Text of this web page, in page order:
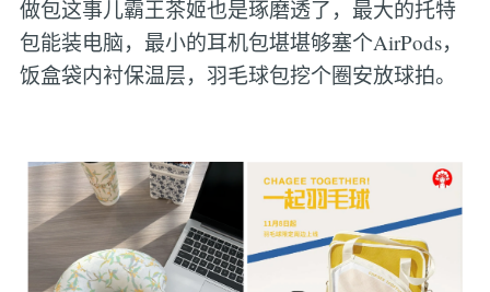
做包这事儿霸王茶姬也是琢磨透了，最大的托特
包能装电脑，最小的耳机包堪堪够塞个AirPods，
饭盒袋内衬保温层，羽毛球包挖个圈安放球拍。